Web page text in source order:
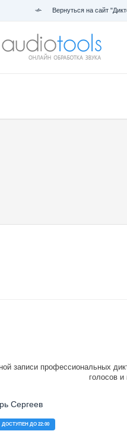
Вернуться на сайт
записи профессиональных
голосов
Сергеев
ДОСТУПЕН ДО 22:00